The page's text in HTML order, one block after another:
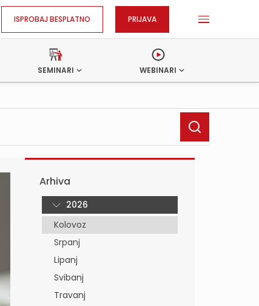
ISPROBAJ BESPLATNO PRIJAVA
SEMINARI WEBINARI
Arhiva
2026
Kolovoz
Srpanj
Lipanj
Svibanj
Travanj